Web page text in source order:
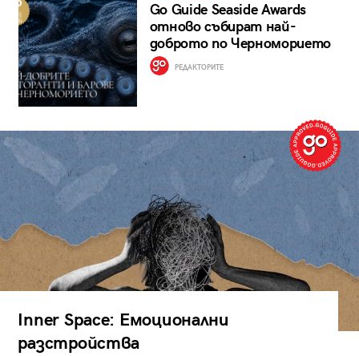
Go Guide Seaside Awards
отново събират най-
доброто по Черноморието
РЕДАКТОРИТЕ
Inner Space: Емоционални
разстройства